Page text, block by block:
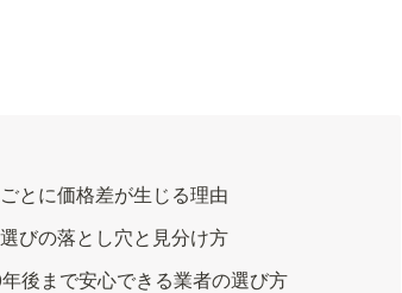
とに価格差が生じる理由
びの落とし穴と見分け方
後まで安心できる業者の選び方